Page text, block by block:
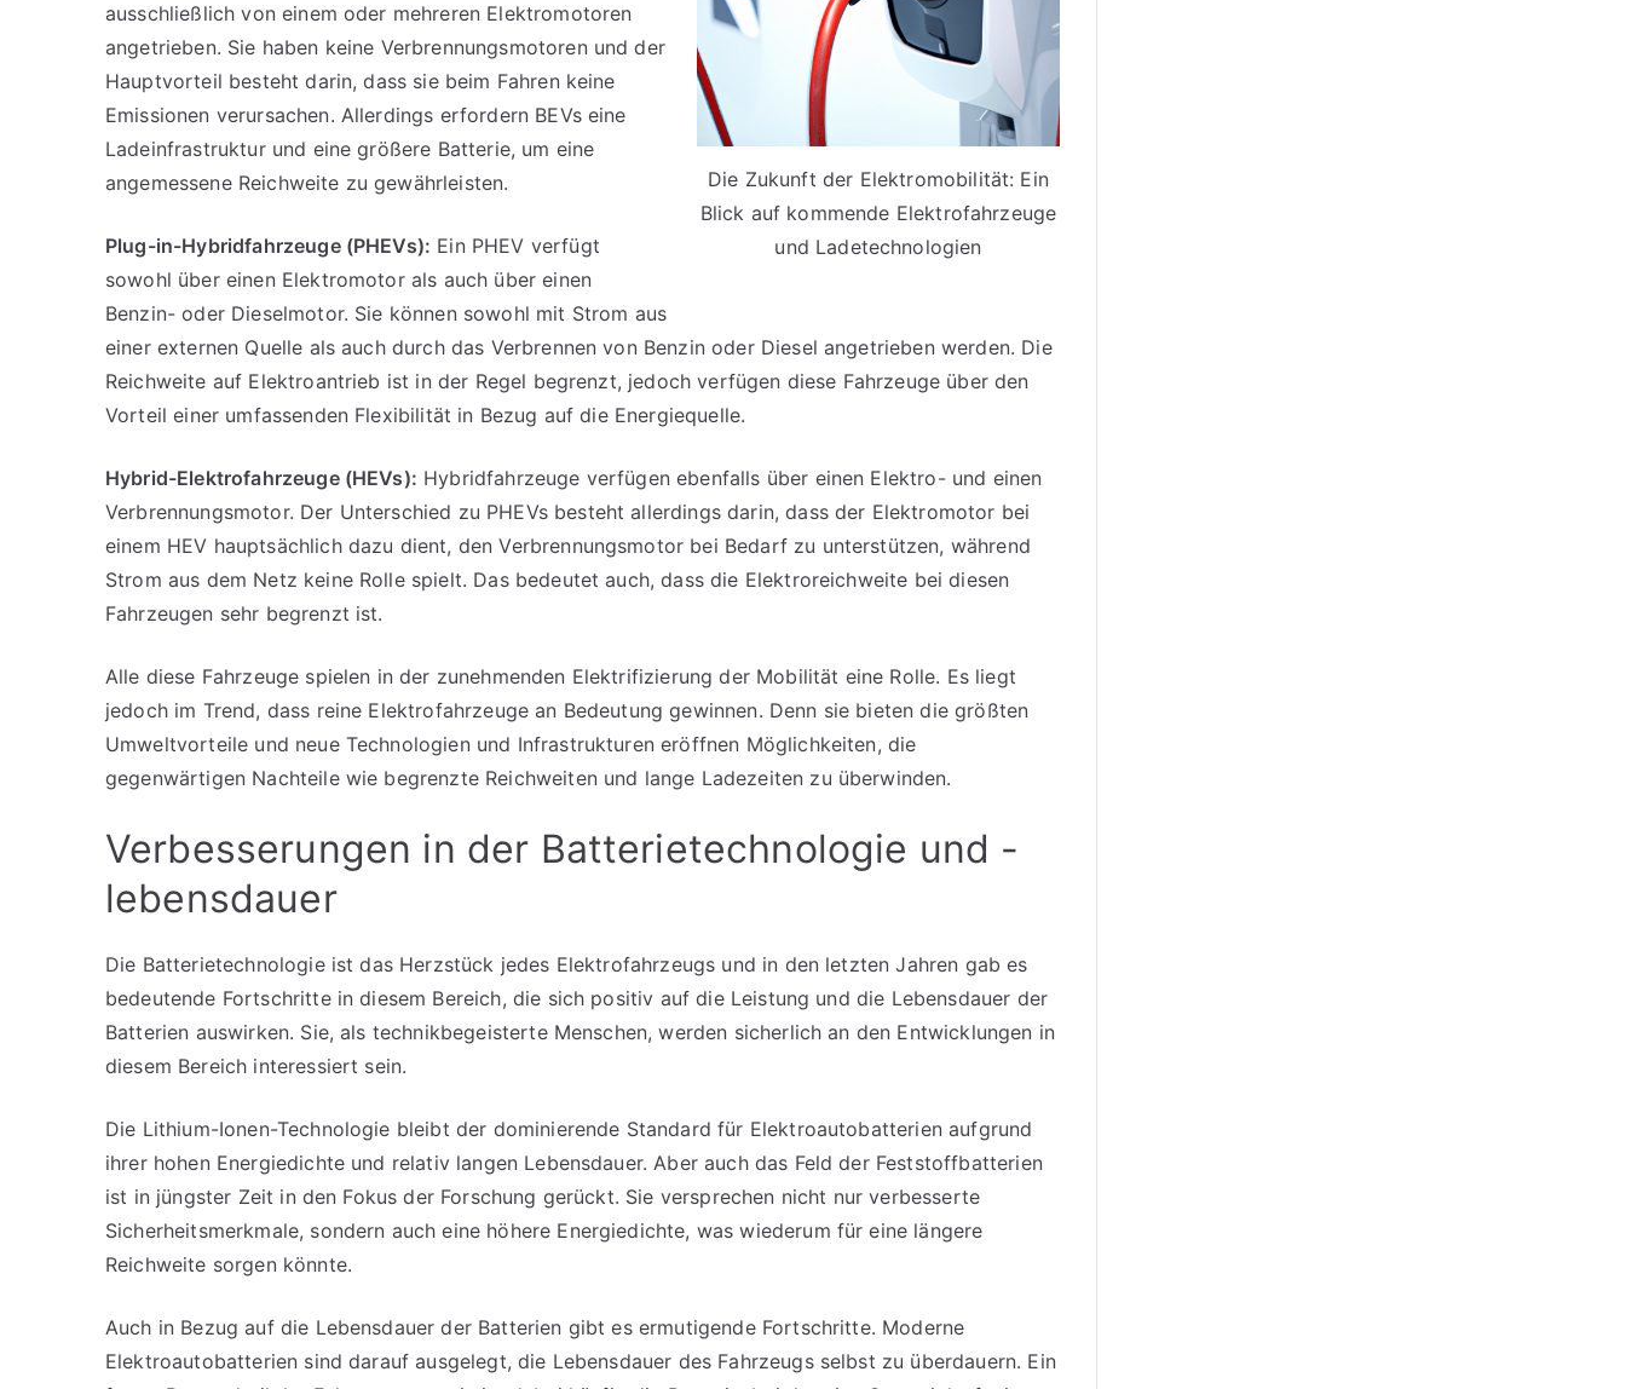
Die Zukunft der Elektromobilität: Ein
Blick auf kommende Elektrofahrzeuge
und Ladetechnologien
ausschließlich von einem oder mehreren Elektromotoren
angetrieben. Sie haben keine Verbrennungsmotoren und der
Hauptvorteil besteht darin, dass sie beim Fahren keine
Emissionen verursachen. Allerdings erfordern BEVs eine
Ladeinfrastruktur und eine größere Batterie, um eine
angemessene Reichweite zu gewährleisten.
Plug-in-Hybridfahrzeuge (PHEVs): Ein PHEV verfügt
sowohl über einen Elektromotor als auch über einen
Benzin- oder Dieselmotor. Sie können sowohl mit Strom aus
einer externen Quelle als auch durch das Verbrennen von Benzin oder Diesel angetrieben werden. Die
Reichweite auf Elektroantrieb ist in der Regel begrenzt, jedoch verfügen diese Fahrzeuge über den
Vorteil einer umfassenden Flexibilität in Bezug auf die Energiequelle.
Hybrid-Elektrofahrzeuge (HEVs): Hybridfahrzeuge verfügen ebenfalls über einen Elektro- und einen
Verbrennungsmotor. Der Unterschied zu PHEVs besteht allerdings darin, dass der Elektromotor bei
einem HEV hauptsächlich dazu dient, den Verbrennungsmotor bei Bedarf zu unterstützen, während
Strom aus dem Netz keine Rolle spielt. Das bedeutet auch, dass die Elektroreichweite bei diesen
Fahrzeugen sehr begrenzt ist.
Alle diese Fahrzeuge spielen in der zunehmenden Elektrifizierung der Mobilität eine Rolle. Es liegt
jedoch im Trend, dass reine Elektrofahrzeuge an Bedeutung gewinnen. Denn sie bieten die größten
Umweltvorteile und neue Technologien und Infrastrukturen eröffnen Möglichkeiten, die
gegenwärtigen Nachteile wie begrenzte Reichweiten und lange Ladezeiten zu überwinden.
Verbesserungen in der Batterietechnologie und -
lebensdauer
Die Batterietechnologie ist das Herzstück jedes Elektrofahrzeugs und in den letzten Jahren gab es
bedeutende Fortschritte in diesem Bereich, die sich positiv auf die Leistung und die Lebensdauer der
Batterien auswirken. Sie, als technikbegeisterte Menschen, werden sicherlich an den Entwicklungen in
diesem Bereich interessiert sein.
Die Lithium-Ionen-Technologie bleibt der dominierende Standard für Elektroautobatterien aufgrund
ihrer hohen Energiedichte und relativ langen Lebensdauer. Aber auch das Feld der Feststoffbatterien
ist in jüngster Zeit in den Fokus der Forschung gerückt. Sie versprechen nicht nur verbesserte
Sicherheitsmerkmale, sondern auch eine höhere Energiedichte, was wiederum für eine längere
Reichweite sorgen könnte.
Auch in Bezug auf die Lebensdauer der Batterien gibt es ermutigende Fortschritte. Moderne
Elektroautobatterien sind darauf ausgelegt, die Lebensdauer des Fahrzeugs selbst zu überdauern. Ein